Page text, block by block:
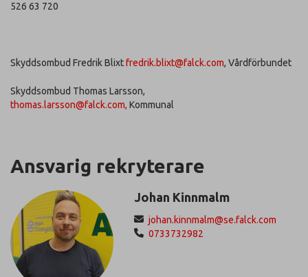
526 63 720
Skyddsombud Fredrik Blixtfredrik.blixt@falck.com, Vårdförbundet
Skyddsombud Thomas Larsson,
thomas.larsson@falck.com, Kommunal
Ansvarig rekryterare
Johan Kinnmalm
johan.kinnmalm@se.falck.com
0733732982